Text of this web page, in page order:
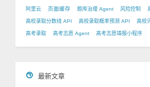
阿里云 页面缓存 题库治理 Agent 风险控制
高校录取分数线 API 高校录取概率预测 API 高校
高考录取 高考志愿 Agent 高考志愿填报小程序
最新文章